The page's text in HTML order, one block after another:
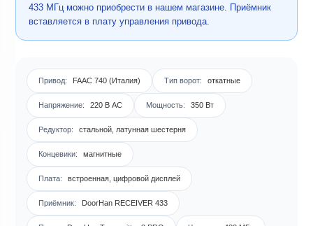
433 МГц можно приобрести в нашем магазине. Приёмник
вставляется в плату управления привода.
Привод: FAAC 740 (Италия) Тип ворот: откатные
Напряжение: 220 В AC Мощность: 350 Вт
Редуктор: стальной, латунная шестерня
Концевики: магнитные
Плата: встроенная, цифровой дисплей
Приёмник: DoorHan RECEIVER 433